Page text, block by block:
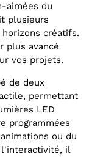
aimées du
plusieurs
créatifs.
plus avancé
vos projets.
de deux
permettant
LED
programmées
ou du
l'interactivité, il